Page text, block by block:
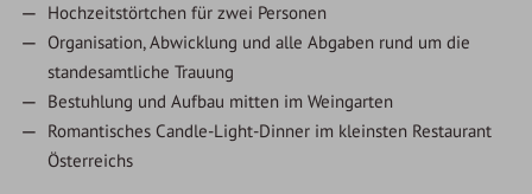
Hochzeitstörtchen für zwei Personen
Organisation, Abwicklung und alle Abgaben rund um die
standesamtliche Trauung
Bestuhlung und Aufbau mitten im Weingarten
Romantisches Candle-Light-Dinner im kleinsten Restaurant
Österreichs